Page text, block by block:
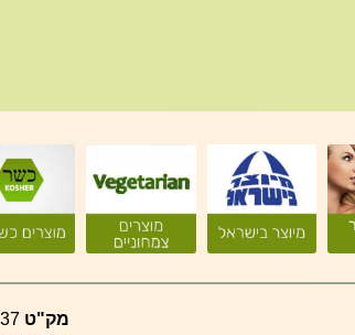
מק"ט